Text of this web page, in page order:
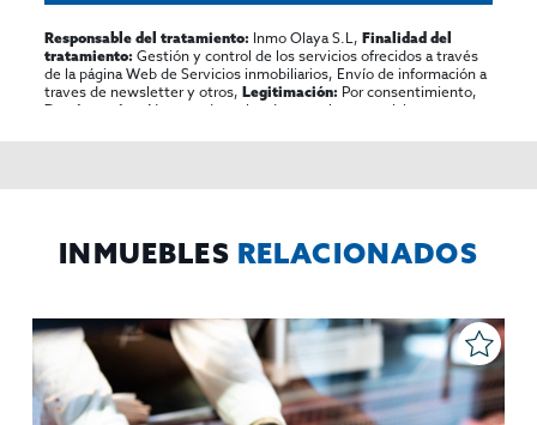
Responsable del tratamiento: Inmo Olaya S.L,Finalidad del
tratamiento: Gestión y control de los servicios ofrecidos a través
de la página Web de Servicios inmobiliarios, Envío de información a
traves de newsletter y otros,Legitimación: Por consentimiento,
Destinatarios:
No se cederan los datos, salvo para elaborar
rectificar y suprimir los datos, solicitar la portabilidad de los
INMUEBLES RELACIONADOS